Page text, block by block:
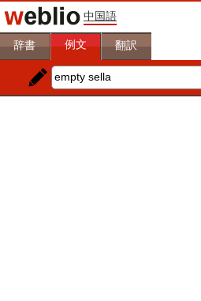
中国語
辞書 例文 翻訳